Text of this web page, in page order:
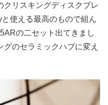
クリスキングディスクブレ
使える最高のもので組ん
の二セット出てきまし
のセラミックハブに変え